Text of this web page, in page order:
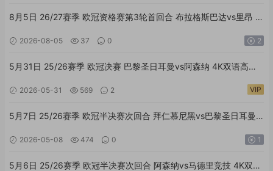
8月5日 26/27赛季 欧冠资格赛第3轮首回合 布拉格斯巴达vs里昂 外
2026-08-05 37 0 2
5月31日 25/26赛季 欧冠决赛 巴黎圣日耳曼vs阿森纳 4K双语高清
2026-05-31 569 2 VIP
5月7日 25/26赛季 欧冠半决赛次回合 拜仁慕尼黑vs巴黎圣日耳曼
2026-05-08 474 0 1
5月6日 25/26赛季 欧冠半决赛次回合 阿森纳vs马德里竞技 4K双语